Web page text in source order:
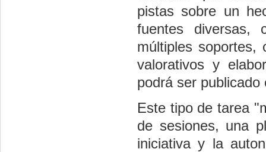
pistas sobre un
fuentes diversas,
múltiples soportes,
valorativos y
podrá ser
Este tipo de tarea
de sesiones, una
iniciativa y la